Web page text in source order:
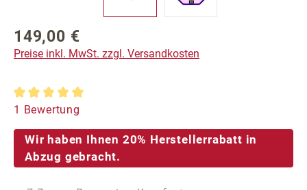
Regulärer Preis:
149,00 €
Preise inkl. MwSt. zzgl. Versandkosten
Durchschnittliche Bewertung von 5 von 5 Sternen
1 Bewertung
Wir haben Ihnen 20% Herstellerrabatt in
Abzug gebracht.